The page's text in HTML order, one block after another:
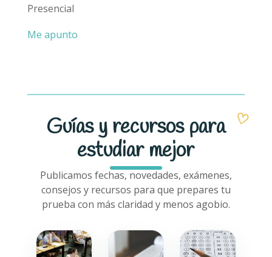
Presencial
Me apunto
Guías y recursos para
estudiar mejor
Publicamos fechas, novedades, exámenes,
consejos y recursos para que prepares tu
prueba con más claridad y menos agobio.